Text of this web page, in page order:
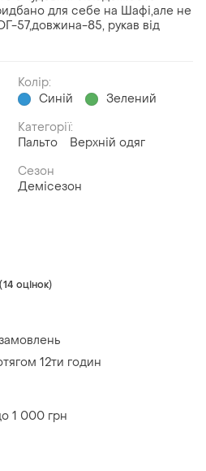
для себе на Шафі,але не
57,довжина-85, рукав від
Колір:
Синій
Зелений
Категорії:
Пальто
Верхній одяг
Сезон
Демісезон
(14 оцінок)
12ти годин
1 000 грн